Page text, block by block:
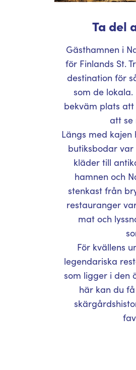
Ta del
Gästhamnen i
för Finlands St.
destination för
som de
bekväm plats
att se
Längs med
butiksbodar
kläder till
hamnen och
stenkast från
restauranger
mat och
För kvällens
legendariska
som ligger i den
här kan du